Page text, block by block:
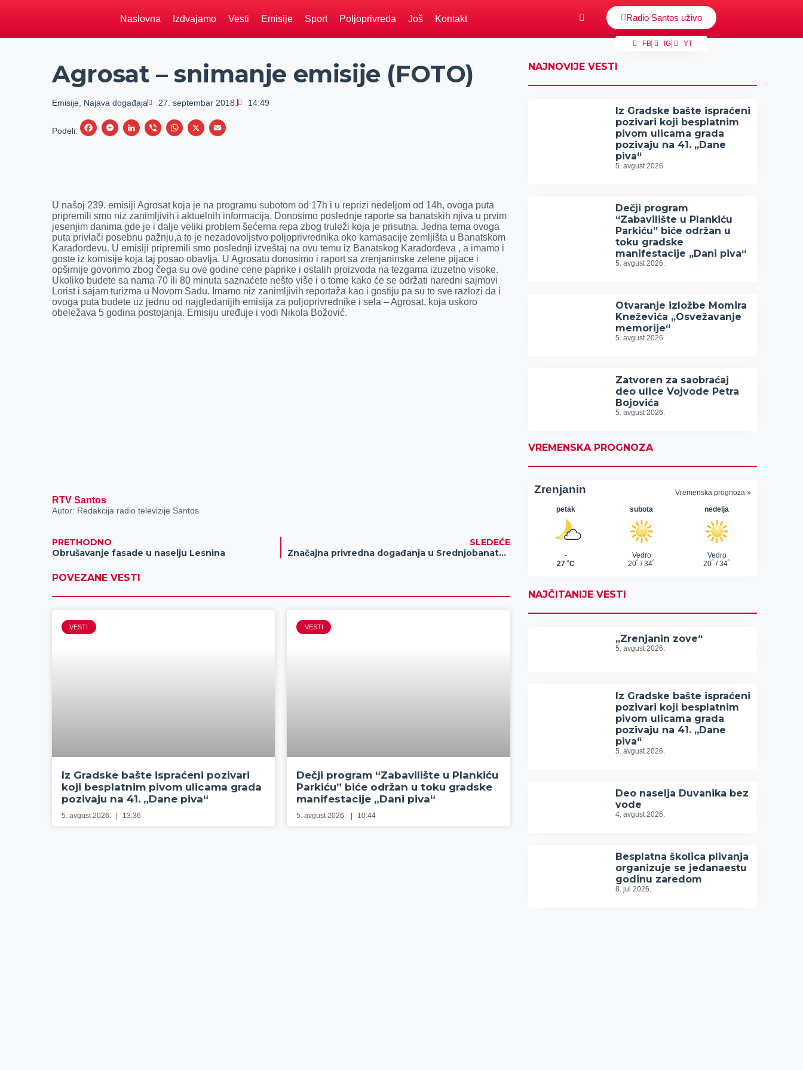
Naslovna Izdvajamo Vesti Emisije Sport Poljoprivreda Još Kontakt Radio Santos uživo
FB IG YT
Agrosat – snimanje emisije (FOTO)
Emisije Najava događaja 27. septembar 2018. 14:49
Podeli:
F
o
o
k
M
n
g
e
r
L
d
I
n
V
W
A
p
p
X
U našoj 239. emisiji Agrosat koja je na programu subotom od 17h i u reprizi nedeljom od 14h, ovoga puta
pripremili smo niz zanimljivih i aktuelnih informacija. Donosimo poslednje raporte sa banatskih njiva u prvim
jesenjim danima gde je i dalje veliki problem šećerna repa zbog truleži koja je prisutna. Jedna tema ovoga
puta privlači posebnu pažnju,a to je nezadovoljstvo poljoprivrednika oko kamasacije zemljišta u Banatskom
Karađorđevu. U emisiji pripremili smo poslednji izveštaj na ovu temu iz Banatskog Karađorđeva , a imamo i
goste iz komisije koja taj posao obavlja. U Agrosatu donosimo i raport sa zrenjaninske zelene pijace i
opširnije govorimo zbog čega su ove godine cene paprike i ostalih proizvoda na tezgama izuzetno visoke.
Ukoliko budete sa nama 70 ili 80 minuta saznaćete nešto više i o tome kako će se održati naredni sajmovi
Lorist i sajam turizma u Novom Sadu. Imamo niz zanimljivih reportaža kao i gostiju pa su to sve razlozi da i
ovoga puta budete uz jednu od najgledanijih emisija za poljoprivrednike i sela – Agrosat, koja uskoro
obeležava 5 godina postojanja. Emisiju uređuje i vodi Nikola Božović.
RTV Santos
Autor: Redakcija radio televizije Santos
PRETHODNO
Obrušavanje fasade u naselju Lesnina
SLEDEĆE
Značajna privredna događanja u Srednjobanatskom okrugu
POVEZANE VESTI
VESTI
Iz Gradske bašte ispraćeni pozivari
koji besplatnim pivom ulicama grada
pozivaju na 41. „Dane piva“
5. avgust 2026. 13:36
VESTI
Dečji program “Zabavilište u Plankiću
Parkiću” biće održan u toku gradske
manifestacije „Dani piva“
5. avgust 2026. 10:44
NAJNOVIJE VESTI
Iz Gradske bašte ispraćeni
pozivari koji besplatnim
pivom ulicama grada
pozivaju na 41. „Dane
piva“
5. avgust 2026.
Dečji program
“Zabavilište u Plankiću
Parkiću” biće održan u
toku gradske
manifestacije „Dani piva“
5. avgust 2026.
Otvaranje izložbe Momira
Kneževića „Osvežavanje
memorije“
5. avgust 2026.
Zatvoren za saobraćaj
deo ulice Vojvode Petra
Bojovića
5. avgust 2026.
VREMENSKA PROGNOZA
NAJČITANIJE VESTI
„Zrenjanin zove“
5. avgust 2026.
Iz Gradske bašte ispraćeni
pozivari koji besplatnim
pivom ulicama grada
pozivaju na 41. „Dane
piva“
5. avgust 2026.
Deo naselja Duvanika bez
vode
4. avgust 2026.
Besplatna školica plivanja
organizuje se jedanaestu
godinu zaredom
8. jul 2026.